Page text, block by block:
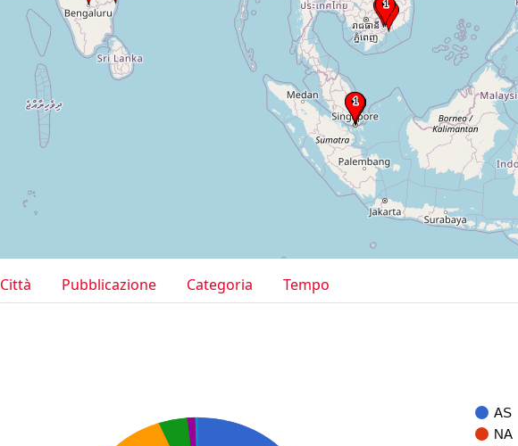
Città Pubblicazione Categoria
Tempo
AS
NA